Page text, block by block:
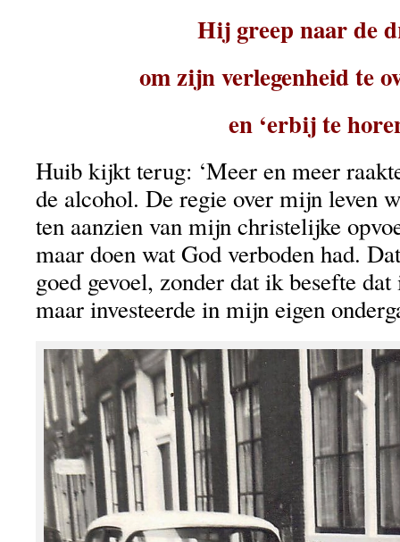
Hij greep naar de
om zijn verlegenheid te
en ‘erbij te
Huib kijkt terug: ‘Meer en meer
de alcohol. De regie over mijn leven
ten aanzien van mijn christelijke
maar doen wat God verboden had.
goed gevoel, zonder dat ik besefte
maar investeerde in mijn eigen